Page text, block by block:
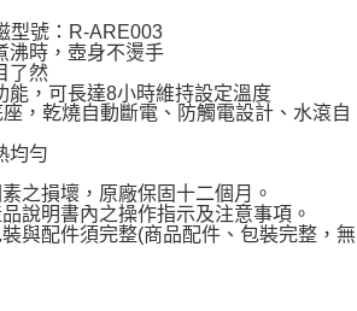
型號：R-ARE003
沸時，壺身不燙手
了然
能，可長達8小時維持設定溫度
，乾燒自動斷電、防觸電設計、水滾自
均勻
之損壞，原廠保固十二個月。
說明書內之操作指示及注意事項。
與配件須完整(商品配件、包裝完整，無